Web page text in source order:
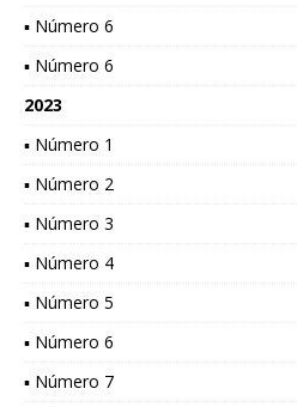
▪ Número 6
▪ Número 6
2023
▪ Número 1
▪ Número 2
▪ Número 3
▪ Número 4
▪ Número 5
▪ Número 6
▪ Número 7